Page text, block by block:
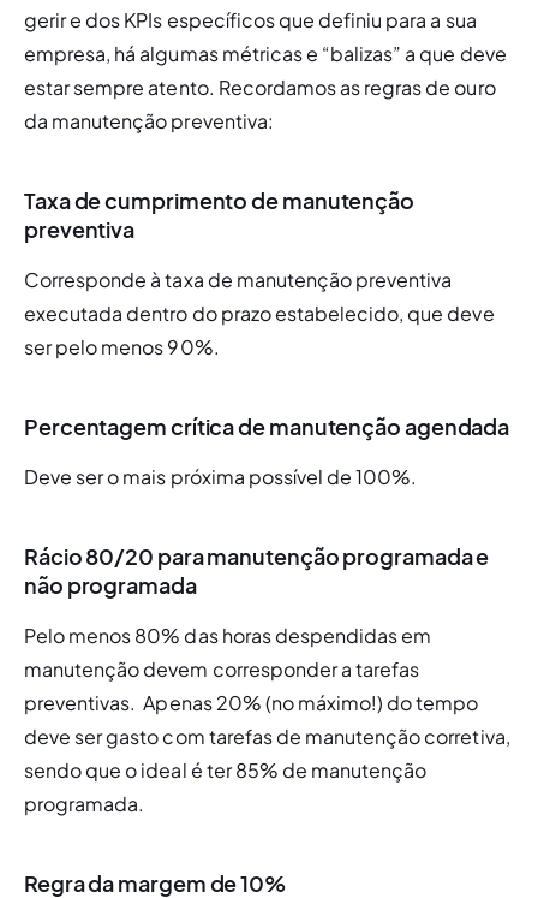
gerir e dos KPIs específicos que definiu para a sua
empresa, há algumas métricas e “balizas” a que deve
estar sempre atento. Recordamos as regras de ouro
da manutenção preventiva:
Taxa de cumprimento de manutenção
preventiva
Corresponde à taxa de manutenção preventiva
executada dentro do prazo estabelecido, que deve
ser pelo menos 90%.
Percentagem crítica de manutenção agendada
Deve ser o mais próxima possível de 100%.
Rácio 80/20 para manutenção programada e
não programada
Pelo menos 80% das horas despendidas em
manutenção devem corresponder a tarefas
preventivas.  Apenas 20% (no máximo!) do tempo
deve ser gasto com tarefas de manutenção corretiva,
sendo que o ideal é ter 85% de manutenção
programada.
Regra da margem de 10%